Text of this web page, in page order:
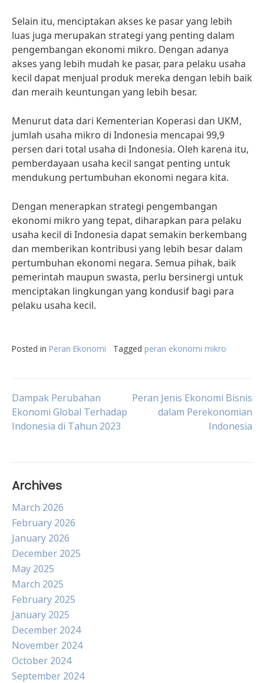
Selain itu, menciptakan akses ke pasar yang lebih
luas juga merupakan strategi yang penting dalam
pengembangan ekonomi mikro. Dengan adanya
akses yang lebih mudah ke pasar, para pelaku usaha
kecil dapat menjual produk mereka dengan lebih baik
dan meraih keuntungan yang lebih besar.
Menurut data dari Kementerian Koperasi dan UKM,
jumlah usaha mikro di Indonesia mencapai 99,9
persen dari total usaha di Indonesia. Oleh karena itu,
pemberdayaan usaha kecil sangat penting untuk
mendukung pertumbuhan ekonomi negara kita.
Dengan menerapkan strategi pengembangan
ekonomi mikro yang tepat, diharapkan para pelaku
usaha kecil di Indonesia dapat semakin berkembang
dan memberikan kontribusi yang lebih besar dalam
pertumbuhan ekonomi negara. Semua pihak, baik
pemerintah maupun swasta, perlu bersinergi untuk
menciptakan lingkungan yang kondusif bagi para
pelaku usaha kecil.
Posted in Peran Ekonomi Tagged peran ekonomi mikro
Post
navigation
Dampak Perubahan
Ekonomi Global Terhadap
Indonesia di Tahun 2023
Peran Jenis Ekonomi Bisnis
dalam Perekonomian
Indonesia
Archives
March 2026
February 2026
January 2026
December 2025
May 2025
March 2025
February 2025
January 2025
December 2024
November 2024
October 2024
September 2024